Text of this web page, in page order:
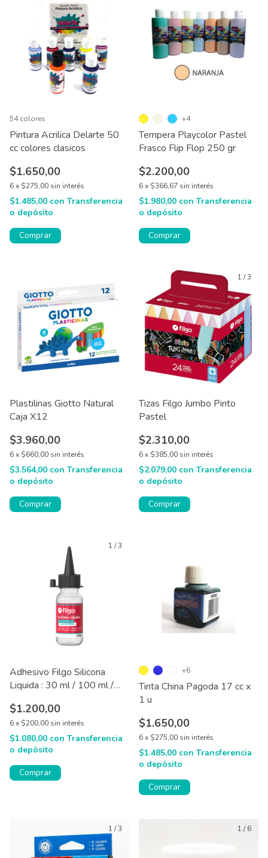
Pintura Acrilica Delarte 50
cc colores clasicos
$1.650,00
6x $275,00 sin interés
$1.485,00 con Transferencia
o depósito
54 colores
Comprar
Tempera Playcolor Pastel
Frasco Flip Flop 250 gr
$2.200,00
6x $366,67 sin interés
$1.980,00 con Transferencia
o depósito
+4
Comprar
Plastilinas Giotto Natural
Caja X12
$3.960,00
6x $660,00 sin interés
$3.564,00 con Transferencia
o depósito
1 /3
Tizas Filgo Jumbo Pinto
Pastel
$2.310,00
6x $385,00 sin interés
$2.079,00 con Transferencia
o depósito
Comprar
1 /3
Adhesivo Filgo Silicona
Liquida : 30 ml / 100 ml /
$1.200,00
6x $200,00 sin interés
$1.080,00 con Transferencia
o depósito
Comprar
Tinta China Pagoda 17 cc x
1 u
$1.650,00
6x $275,00 sin interés
$1.485,00 con Transferencia
o depósito
+6
Comprar
1 /3 1 /6